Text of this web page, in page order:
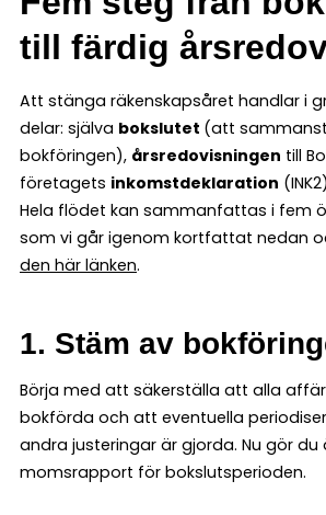
till färdig
Att stänga räkenskapsåret handlar i
delar: själva bokslutet (att
bokföringen), årsredovisningen till
företagets inkomstdeklaration
Hela flödet kan sammanfattas i fem
som vi går igenom kortfattat nedan
den här länken.
1. Stäm av
Börja med att säkerställa att alla
bokförda och att eventuella
andra justeringar är gjorda. Nu gör du
momsrapport för bokslutsperioden.